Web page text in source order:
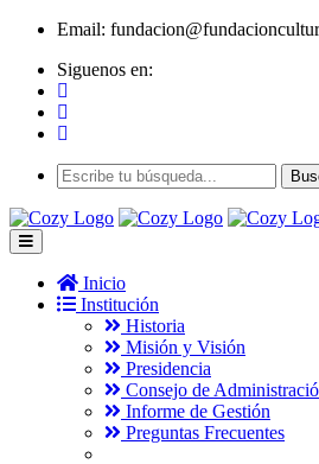
Email:
Siguenos en:
Inicio
Institución
Historia
Misión y Visión
Presidencia
Consejo de
Informe de Gestión
Preguntas Frecuentes